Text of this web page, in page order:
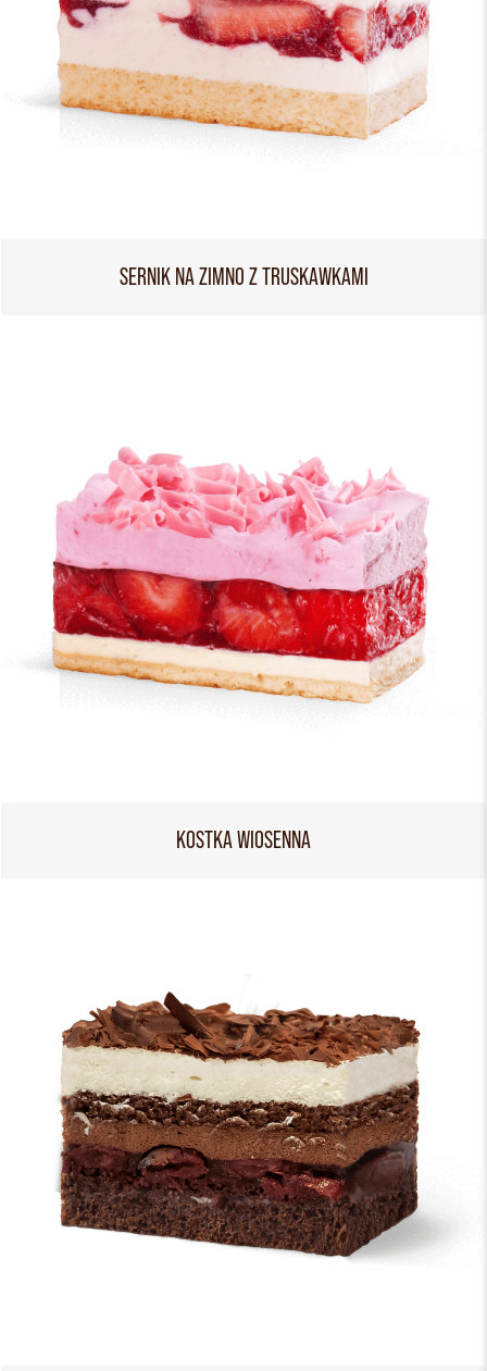
SERNIK NA ZIMNO Z TRUSKAWKAMI
KOSTKA WIOSENNA